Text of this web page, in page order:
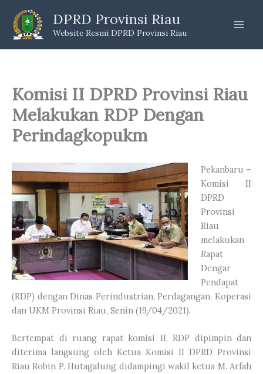
content
DPRD Provinsi Riau
Website Resmi DPRD Provinsi Riau
Komisi II DPRD Provinsi Riau
Melakukan RDP Dengan
Perindagkopukm
Pekanbaru –
Komisi II
DPRD
Provinsi
Riau
melakukan
Rapat
Dengar
Pendapat
(RDP) dengan Dinas Perindustrian, Perdagangan, Koperasi
dan UKM Provinsi Riau, Senin (19/04/2021).
Bertempat di ruang rapat komisi II, RDP dipimpin dan
diterima langsung oleh Ketua Komisi II DPRD Provinsi
Riau Robin P. Hutagalung didampingi wakil ketua M. Arfah